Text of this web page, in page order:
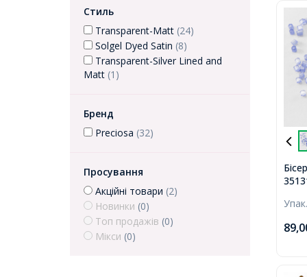
Стиль
Transparent-Matt (24)
Solgel Dyed Satin (8)
Transparent-Silver Lined and
Matt (1)
Бренд
Preciosa (32)
Просування
Акційні товари (2)
Новинки (0)
Топ продажів (0)
Мікси (0)